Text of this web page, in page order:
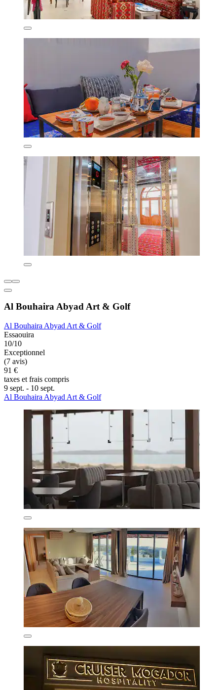
Al Bouhaira Abyad Art & Golf
Al Bouhaira Abyad Art & Golf
Essaouira
10/10
Exceptionnel
(7 avis)
91 €
taxes et frais compris
9 sept. - 10 sept.
Al Bouhaira Abyad Art & Golf